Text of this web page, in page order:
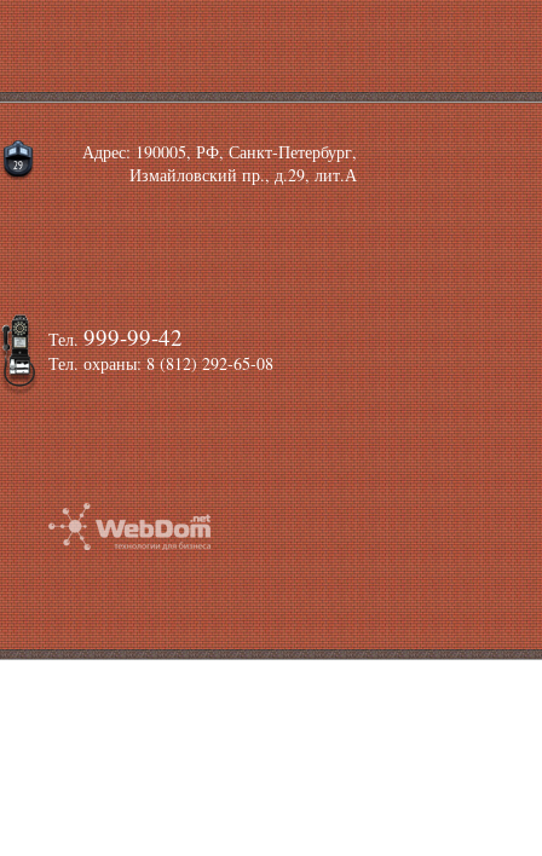
Тел.999-99-42
Тел. охраны: 8 (812) 292-65-08
Адрес: 190005, РФ, Санкт-Петербург,
Измайловский пр., д.29, лит.А